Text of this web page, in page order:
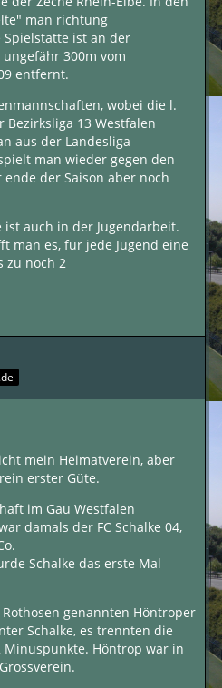
man richtung
ist an der
300m vom
entfernt.
wobei die l.
13 Westfalen
aus der Landesliga
man wieder gegen den
der Saison aber noch
ist auch in der Jugendarbeit.
man es, für jede Jugend eine
zu noch 2
mein Heimatverein, aber
erster Güte.
im Gau Westfalen
damals der FC Schalke 04,
Schalke das erste Mal
genannten Höntroper
Schalke, es trennten die
Höntrop war in